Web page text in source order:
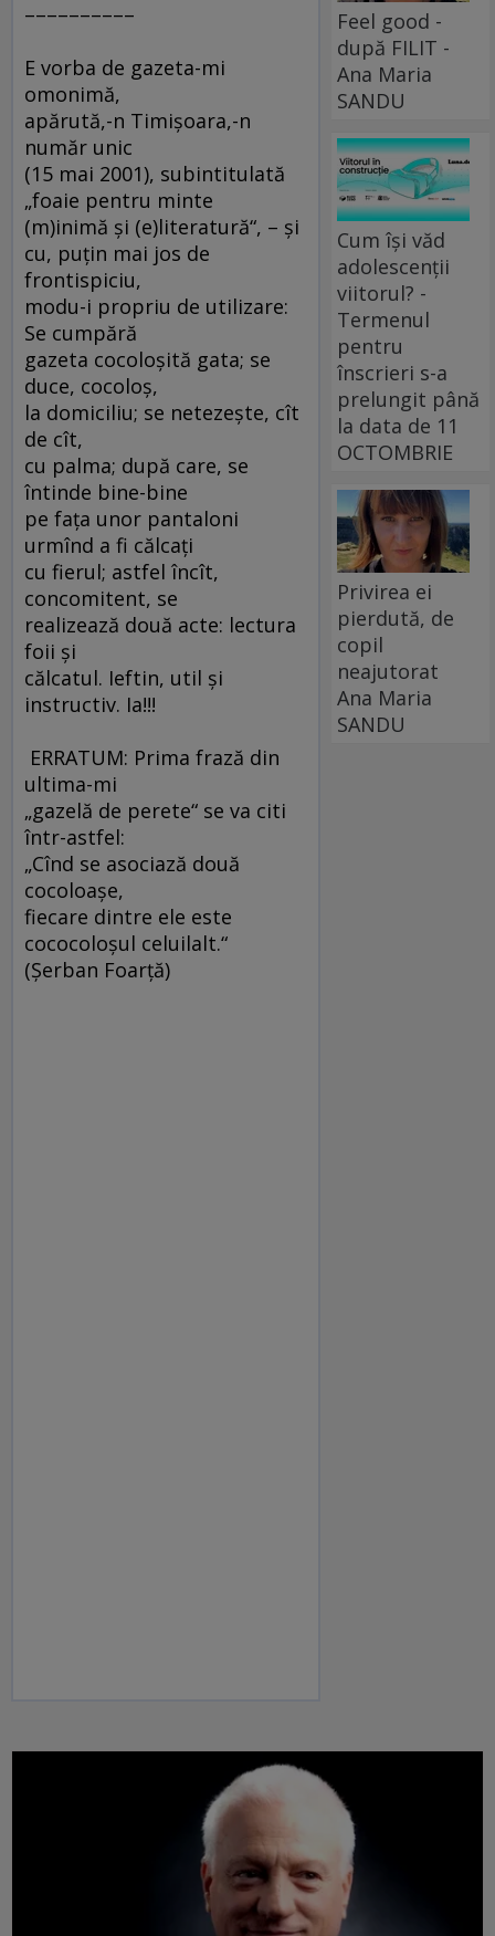
––––––––––
E vorba de gazeta-mi
omonimă,
apărută,-n Timişoara,-n
număr unic
(15 mai 2001), subintitulată
„foaie pentru minte
(m)inimă şi (e)literatură“, – şi
cu, puţin mai jos de
frontispiciu,
modu-i propriu de utilizare:
Se cumpără
gazeta cocoloşită gata; se
duce, cocoloş,
la domiciliu; se netezeşte, cît
de cît,
cu palma; după care, se
întinde bine-bine
pe faţa unor pantaloni
urmînd a fi călcaţi
cu fierul; astfel încît,
concomitent, se
realizează două acte: lectura
foii şi
călcatul. Ieftin, util şi
instructiv. Ia!!!
ERRATUM: Prima frază din
ultima-mi
„gazelă de perete“ se va citi
într-astfel:
„Cînd se asociază două
cocoloaşe,
fiecare dintre ele este
cococoloşul celuilalt.“
(Şerban Foarţă)
Feel good -
după FILIT -
Ana Maria
SANDU
Cum își văd
adolescenții
viitorul? -
Termenul
pentru
înscrieri s-a
prelungit până
la data de 11
OCTOMBRIE
Privirea ei
pierdută, de
copil
neajutorat
Ana Maria
SANDU